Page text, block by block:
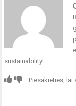
sustainability!
Piesakieties, lai